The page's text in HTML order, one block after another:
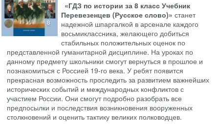
«ГДЗ по истории за 8 класс Учебник
Перевезенцев (Русское слово)» станет
надежной шпаргалкой в арсенале каждого
восьмиклассника, желающего добиться
стабильных положительных оценок по
представленной гуманитарной дисциплине. На уроках по
данному предмету школьники смогут вернуться в прошлое и
познакомиться с Россией 19-го века. У ребят появится
прекрасная возможность проследить за развитием важнейших
исторических событий и международных конфликтов с
участием России. Они смогут подробно разобрать все
предпосылки и последствия возникновения вооруженных
столкновений и оценить тактику великих полководцев.